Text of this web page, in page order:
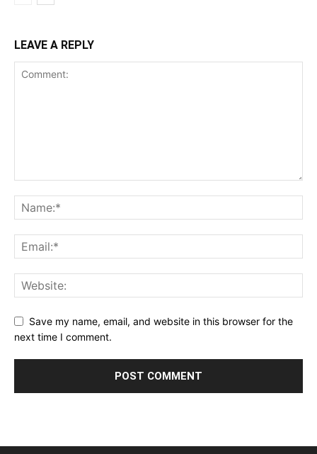
LEAVE A REPLY
Save my name, email, and website in this browser for the
next time I comment.